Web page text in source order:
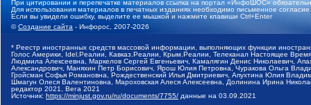
При цитировании и перепечатке материалов ссылка на портал «ИнфоШОС»
Для использования материалов в печатных изданиях необходимо письменное
Если вы увидели ошибку, выделите ее мышкой и нажмите клавиши Ctrl+Enter
©Создание сайта - Инфорос, 2007-2026
* Реестр иностранных средств массовой информации, выполняющих функции
Голос Америки, Idel.Реалии, Кавказ.Реалии, Крым.Реалии, Телеканал Настоящее
Людмила Алексеевна, Маркелов Сергей Евгеньевич, Камалягин Денис Николаевич,
Александрович, Маняхин Петр Борисович, Ярош Юлия Петровна, Чуракова Ольга
Гройсман Софья Романовна, Рождественский Илья Дмитриевич, Апухтина Юлия
Шмагун Олеся Валентиновна, Мароховская Алеся Алексеевна, Долинина Ирина
редактор 2021, Вега 2021
Источник: https://minjust.gov.ru/ru/documents/7755/ данные на 03.09.2021